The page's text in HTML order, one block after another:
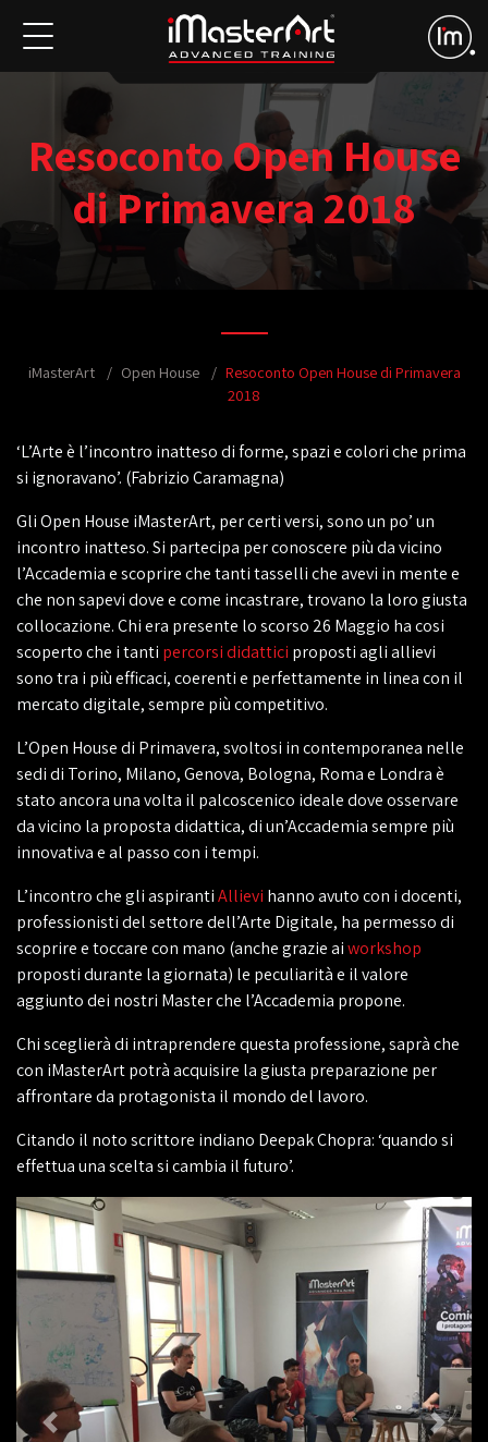
Resoconto Open House
di Primavera 2018
iMasterArt Open House
Resoconto Open House di Primavera
2018
‘L’Arte è l’incontro inatteso di forme, spazi e colori che prima
si ignoravano’. (Fabrizio Caramagna)
Gli Open House iMasterArt, per certi versi, sono un po’ un
incontro inatteso. Si partecipa per conoscere più da vicino
l’Accademia e scoprire che tanti tasselli che avevi in mente e
che non sapevi dove e come incastrare, trovano la loro giusta
collocazione. Chi era presente lo scorso 26 Maggio ha cosi
scoperto che i tanti percorsi didattici proposti agli allievi
sono tra i più efficaci, coerenti e perfettamente in linea con il
mercato digitale, sempre più competitivo.
L’Open House di Primavera, svoltosi in contemporanea nelle
sedi di Torino, Milano, Genova, Bologna, Roma e Londra è
stato ancora una volta il palcoscenico ideale dove osservare
da vicino la proposta didattica, di un’Accademia sempre più
innovativa e al passo con i tempi.
L’incontro che gli aspirantiAllievi hanno avuto con i docenti,
professionisti del settore dell’Arte Digitale, ha permesso di
scoprire e toccare con mano (anche grazie aiworkshop
proposti durante la giornata) le peculiarità e il valore
aggiunto dei nostri Master che l’Accademia propone.
Chi sceglierà di intraprendere questa professione, saprà che
con iMasterArt potrà acquisire la giusta preparazione per
affrontare da protagonista il mondo del lavoro.
Citando il noto scrittore indiano Deepak Chopra: ‘quando si
effettua una scelta si cambia il futuro’.